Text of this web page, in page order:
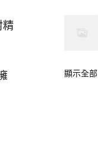
精
顯示全部